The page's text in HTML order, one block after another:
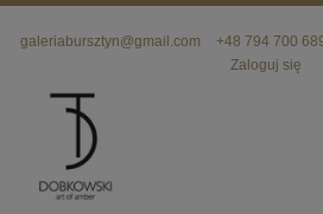
galeriabursztyn@gmail.com +48 794 700
Zaloguj się